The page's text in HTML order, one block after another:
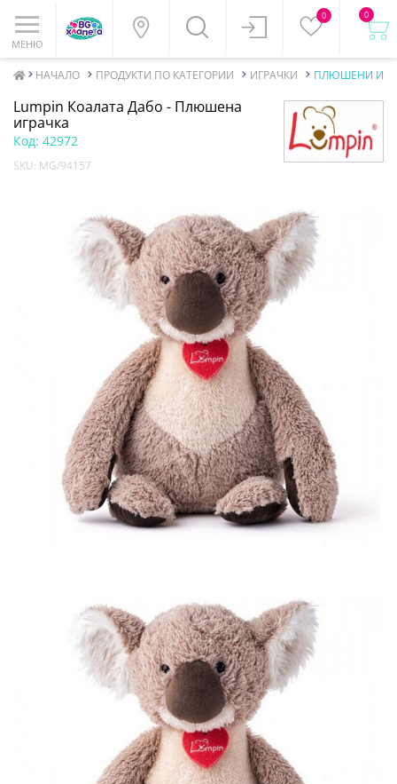
МЕНЮ
0 0
НАЧАЛО ПРОДУКТИ ПО КАТЕГОРИИ ИГРАЧКИ ПЛЮШЕНИ
Lumpin Коалата Дабо - Плюшена
играчка
Код: 42972
SKU: MG/94157